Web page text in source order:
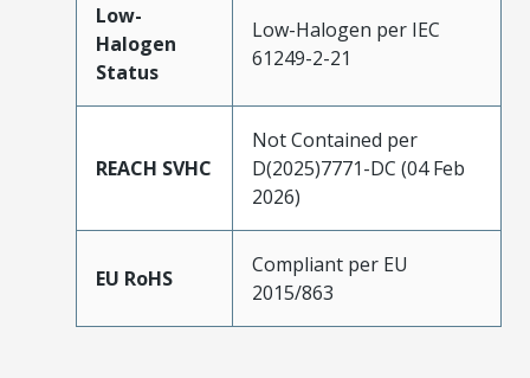
Low-
Halogen
Status
Low-Halogen per IEC
61249-2-21
REACH SVHC
Not Contained per
D(2025)7771-DC (04 Feb
2026)
EU RoHS
Compliant per EU
2015/863